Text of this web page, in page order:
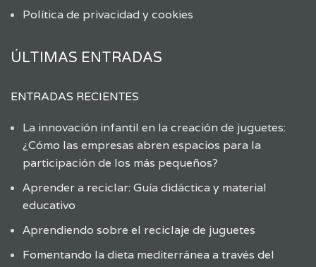
Política de privacidad y cookies
ÚLTIMAS ENTRADAS
ENTRADAS RECIENTES
La innovación infantil en la creación de juguetes:
¿Cómo las empresas abren espacios para la
participación de los más pequeños?
Aprender a reciclar: Guía didáctica y material
educativo
Aprendiendo sobre el reciclaje de juguetes
Fomentando la dieta mediterránea a través del